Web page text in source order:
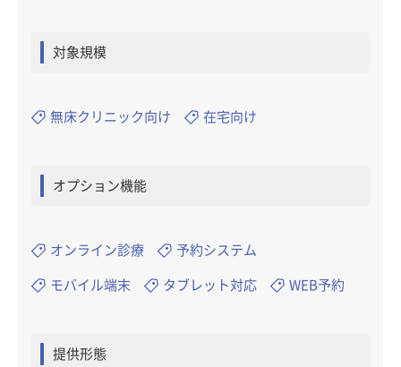
対象規模
無床クリニック向け 在宅向け
オプション機能
オンライン診療 予約システム
モバイル端末 タブレット対応 WEB予約
提供形態